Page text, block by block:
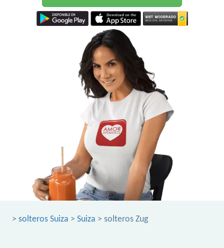
> solteros Suiza > Suiza > solteros Zug